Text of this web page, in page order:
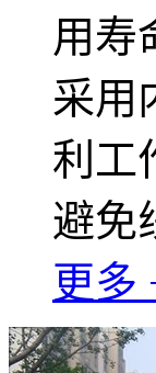
用寿
采用
利工
避免
更多